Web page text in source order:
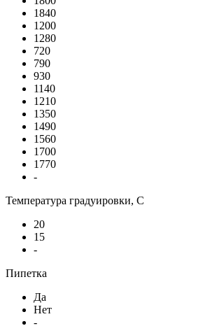
1840
1200
1280
720
790
930
1140
1210
1350
1490
1560
1700
1770
-
Температура градуировки, С
20
15
-
Пипетка
Да
Нет
-